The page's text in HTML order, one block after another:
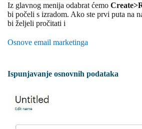
Iz glavnog menija odabrat ćemo
bi počeli s izradom. Ako ste prvi puta na
bi željeli pročitati i
Osnove email marketinga
Ispunjavanje osnovnih podataka